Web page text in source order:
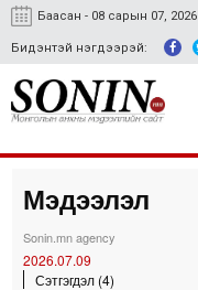
Баасан - 08 сарын 07, 2026
Бидэнтэй нэгдээрэй:
Мэдээлэл
Sonin.mn agency
2026.07.09
Сэтгэгдэл (4)